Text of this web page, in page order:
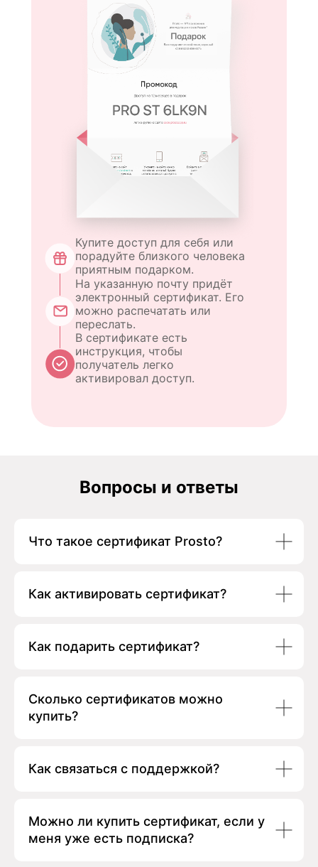
Купите доступ для себя или
порадуйте близкого человека
приятным подарком.
На указанную почту придёт
электронный сертификат. Его
можно распечатать или
переслать.
В сертификате есть
инструкция, чтобы
получатель легко
активировал доступ.
Вопросы и ответы
Что такое сертификат Prosto?
Как активировать сертификат?
Как подарить сертификат?
Сколько сертификатов можно
купить?
Как связаться с поддержкой?
Можно ли купить сертификат, если у
меня уже есть подписка?